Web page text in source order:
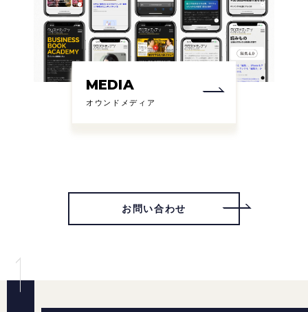
MEDIA
オウンドメディア
お問い合わせ